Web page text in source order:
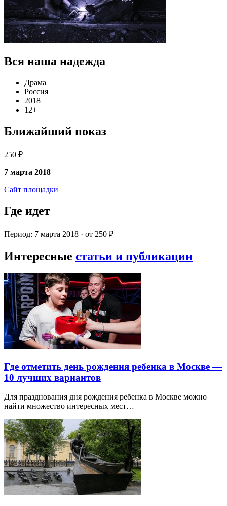
Вся наша надежда
Драма
Россия
2018
12+
Ближайший показ
250 ₽
7 марта 2018
Сайт площадки
Где идет
Период: 7 марта 2018 · от 250 ₽
Интересные статьи и публикации
Где отметить день рождения ребенка в Москве —
10 лучших вариантов
Для празднования дня рождения ребенка в Москве можно
найти множество интересных мест…